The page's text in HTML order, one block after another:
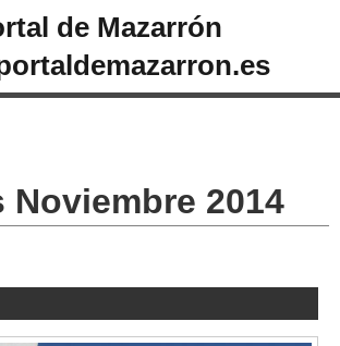
de Mazarrón
Noviembre 2014